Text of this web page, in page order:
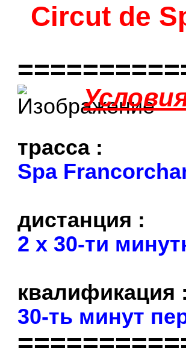
Circut de
трасса :
Spa
дистанция :
2 х 30-ти
квалификация :
30-ть минут